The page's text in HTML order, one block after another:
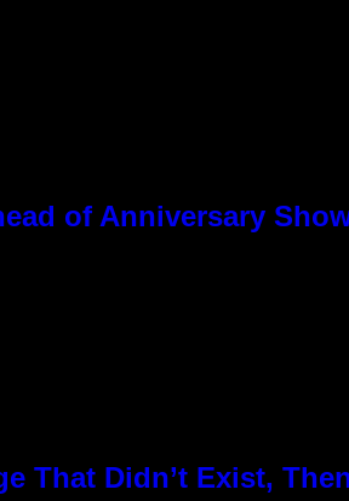
of Anniversary
That Didn’t Exist,